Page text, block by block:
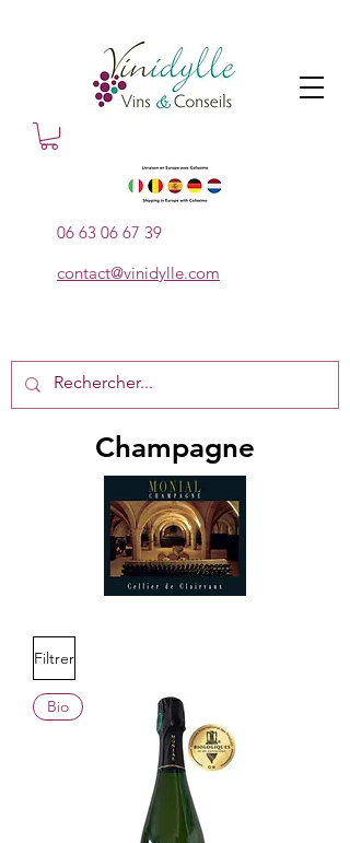
06 63 06 67 39
contact@vinidylle.com
Champagne
Filtrer
Bio